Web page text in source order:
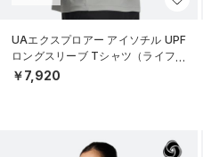
UAエクスプロアー アイソチル UPF
ロングスリーブ Tシャツ（ライフス
タイル/MEN）
￥7,920